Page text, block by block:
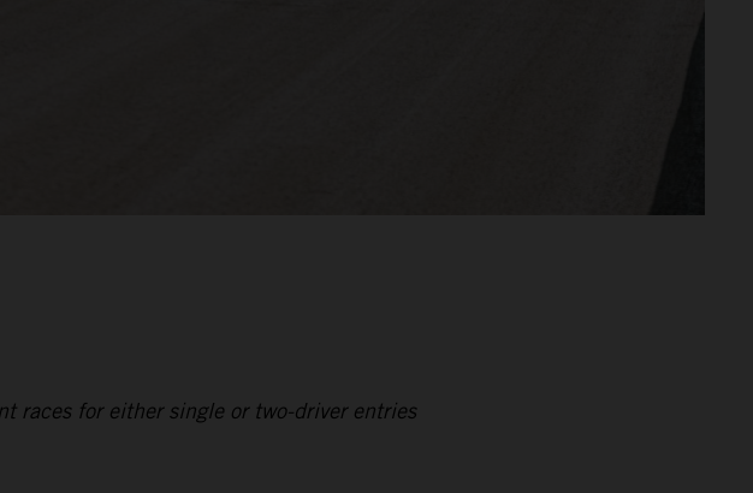
races for either single or two-driver entries